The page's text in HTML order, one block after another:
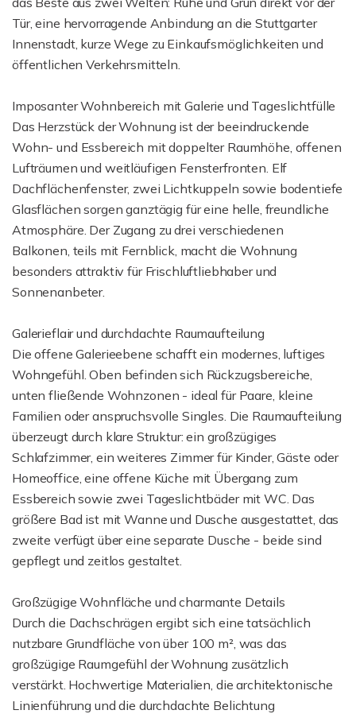
Tür, eine hervorragende Anbindung an die Stuttgarter
Innenstadt, kurze Wege zu Einkaufsmöglichkeiten und
öffentlichen Verkehrsmitteln.
Imposanter Wohnbereich mit Galerie und Tageslichtfülle
Das Herzstück der Wohnung ist der beeindruckende
Wohn- und Essbereich mit doppelter Raumhöhe, offenen
Lufträumen und weitläufigen Fensterfronten. Elf
Dachflächenfenster, zwei Lichtkuppeln sowie bodentiefe
Glasflächen sorgen ganztägig für eine helle, freundliche
Atmosphäre. Der Zugang zu drei verschiedenen
Balkonen, teils mit Fernblick, macht die Wohnung
besonders attraktiv für Frischluftliebhaber und
Sonnenanbeter.
Galerieflair und durchdachte Raumaufteilung
Die offene Galerieebene schafft ein modernes, luftiges
Wohngefühl. Oben befinden sich Rückzugsbereiche,
unten fließende Wohnzonen - ideal für Paare, kleine
Familien oder anspruchsvolle Singles. Die Raumaufteilung
überzeugt durch klare Struktur: ein großzügiges
Schlafzimmer, ein weiteres Zimmer für Kinder, Gäste oder
Homeoffice, eine offene Küche mit Übergang zum
Essbereich sowie zwei Tageslichtbäder mit WC. Das
größere Bad ist mit Wanne und Dusche ausgestattet, das
zweite verfügt über eine separate Dusche - beide sind
gepflegt und zeitlos gestaltet.
Großzügige Wohnfläche und charmante Details
Durch die Dachschrägen ergibt sich eine tatsächlich
nutzbare Grundfläche von über 100 m², was das
großzügige Raumgefühl der Wohnung zusätzlich
verstärkt. Hochwertige Materialien, die architektonische
Linienführung und die durchdachte Belichtung